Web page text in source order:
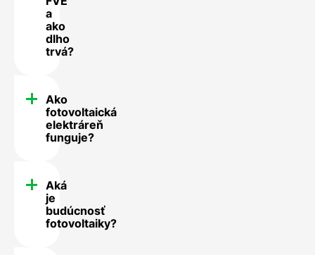
a
ako
dlho
trvá?
Ako
fotovoltaická
elektráreň
funguje?
Aká
je
budúcnosť
fotovoltaiky?